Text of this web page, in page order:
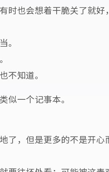
时也会想着干脆关了就好
。
不知道。
似一个记事本。
了，但是更多的不是开心